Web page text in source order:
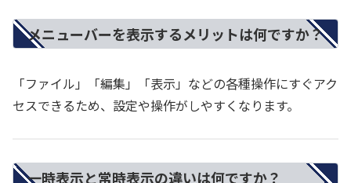
メニューバーを表示するメリットは何ですか？
「ファイル」「編集」「表示」などの各種操作にすぐアク
セスできるため、設定や操作がしやすくなります。
一時表示と常時表示の違いは何ですか？